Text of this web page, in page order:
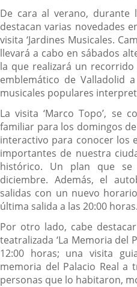
De cara al verano, durante
destacan varias novedades
visita ‘Jardines Musicales.
llevará a cabo en sábados
la que realizará un
emblemático de Valladolid
musicales populares
La visita ‘Marco Topo’, se
familiar para los domingos
interactivo para conocer los
importantes de nuestra
histórico. Un plan que
diciembre. Además, el
salidas con un nuevo
última salida a las 20:00 horas.
Por otro lado, cabe
teatralizada ‘La Memoria del
12:00 horas; una visita
memoria del Palacio Real a
personas que lo habitaron,